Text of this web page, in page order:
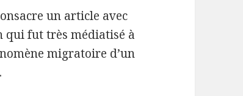
un article avec
qui fut très médiatisé à
migratoire d’un